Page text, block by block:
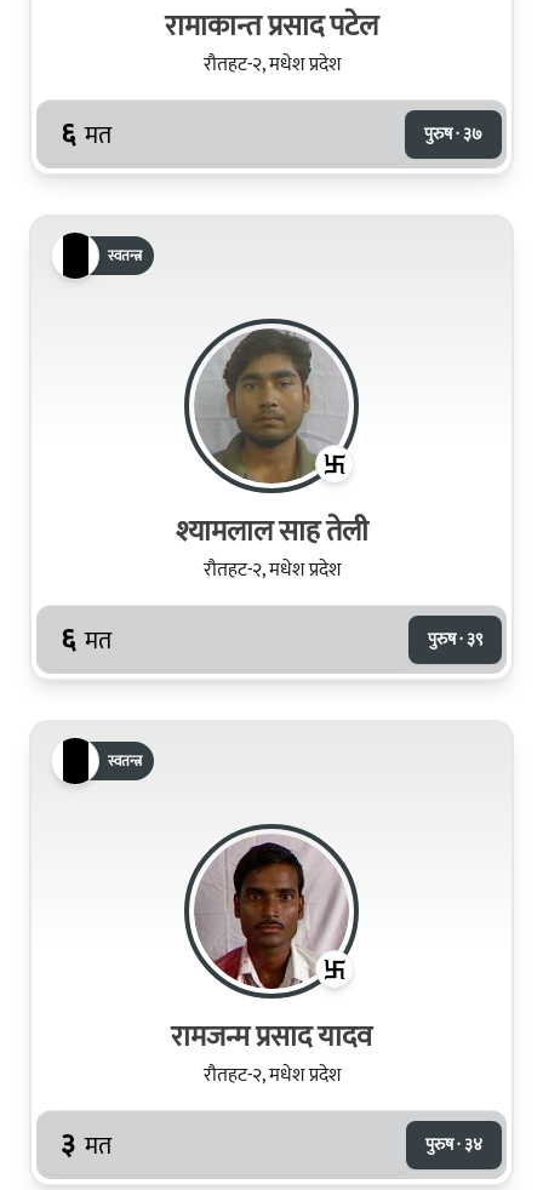
रामाकान्त प्रसाद पटेल
रौतहट-२, मधेश प्रदेश
६ मत पुरुष · ३७
स्वतन्त्र
श्यामलाल साह तेली
रौतहट-२, मधेश प्रदेश
६ मत पुरुष · ३९
स्वतन्त्र
रामजन्म प्रसाद यादव
रौतहट-२, मधेश प्रदेश
३ मत पुरुष · ३४